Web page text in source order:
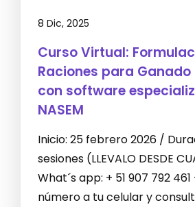
8 Dic, 2025
Curso Virtual:
Raciones para Ganado
con software
NASEM
Inicio: 25 febrero 2026 /
sesiones (LLEVALO DESDE
What´s app: + 51 907 792
número a tu celular y